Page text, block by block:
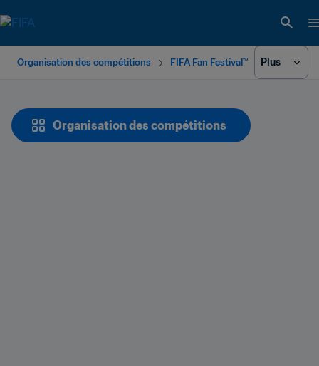
Organisation des compétitions FIFA Fan Festival™ Plus
Organisation des compétitions